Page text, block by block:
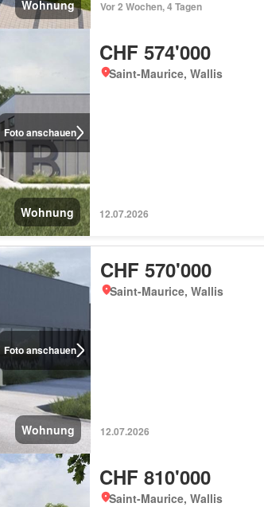
Wohnung Vor 2 Wochen, 4 Tagen
Foto anschauen
Wohnung
CHF 574'000
Saint-Maurice, Wallis
12.07.2026
Foto anschauen
Wohnung
CHF 570'000
Saint-Maurice, Wallis
12.07.2026
CHF 810'000
Saint-Maurice, Wallis